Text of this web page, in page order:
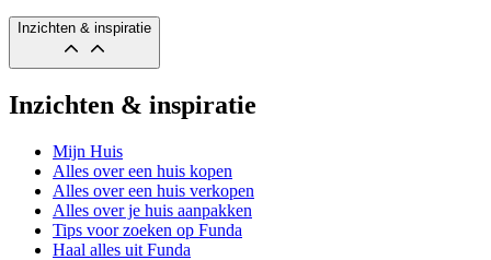
Inzichten & inspiratie
Inzichten & inspiratie
Mijn Huis
Alles over een huis kopen
Alles over een huis verkopen
Alles over je huis aanpakken
Tips voor zoeken op Funda
Haal alles uit Funda